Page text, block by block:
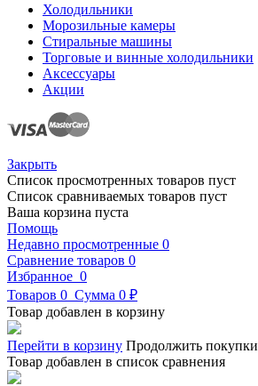
Холодильники
Морозильные камеры
Стиральные машины
Торговые и винные холодильники
Аксессуары
Акции
Закрыть
Список просмотренных товаров пуст
Список сравниваемых товаров пуст
Ваша корзина пуста
Помощь
Недавно просмотренные 0
Сравнение товаров 0
Избранное 0
Товаров 0 Сумма 0 ₽
Товар добавлен в корзину
Перейти в корзину Продолжить покупки
Товар добавлен в список сравнения